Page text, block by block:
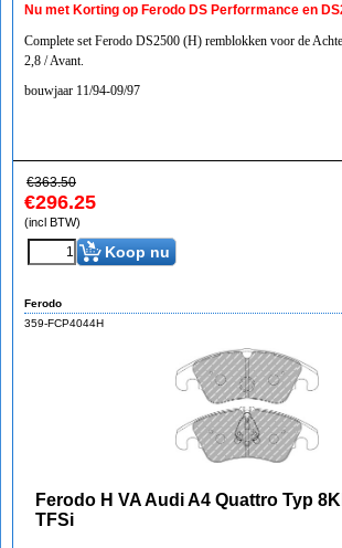
Nu met Korting op Ferodo DS Perforrmance en
Complete set Ferodo DS2500 (H) remblokken voor de
2,8 / Avant.
bouwjaar 11/94-09/97
€363.50
€296.25
(incl BTW)
Koop nu
Ferodo
359-FCP4044H
Ferodo H VA Audi A4 Quattro Typ
TFSi